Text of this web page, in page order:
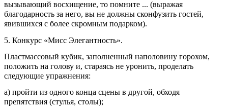
вызывающий восхищение, то помните ... (выражая
благодарность за него, вы не должны сконфузить гостей,
явившихся с более скромным подарком).
5. Конкурс «Мисс Элегантность».
Пластмассовый кубик, заполненный наполовину горохом,
положить на голову и, стараясь не уронить, проделать
следующие упражнения:
а) пройти из одного конца сцены в другой, обходя
препятствия (стулья, столы);